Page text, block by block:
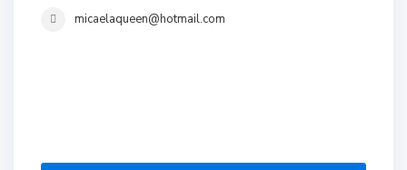
micaelaqueen@hotmail.com